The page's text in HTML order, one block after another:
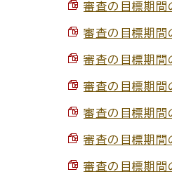
審査の目標期間
審査の目標期間
審査の目標期間
審査の目標期間
審査の目標期間
審査の目標期間
審査の目標期間